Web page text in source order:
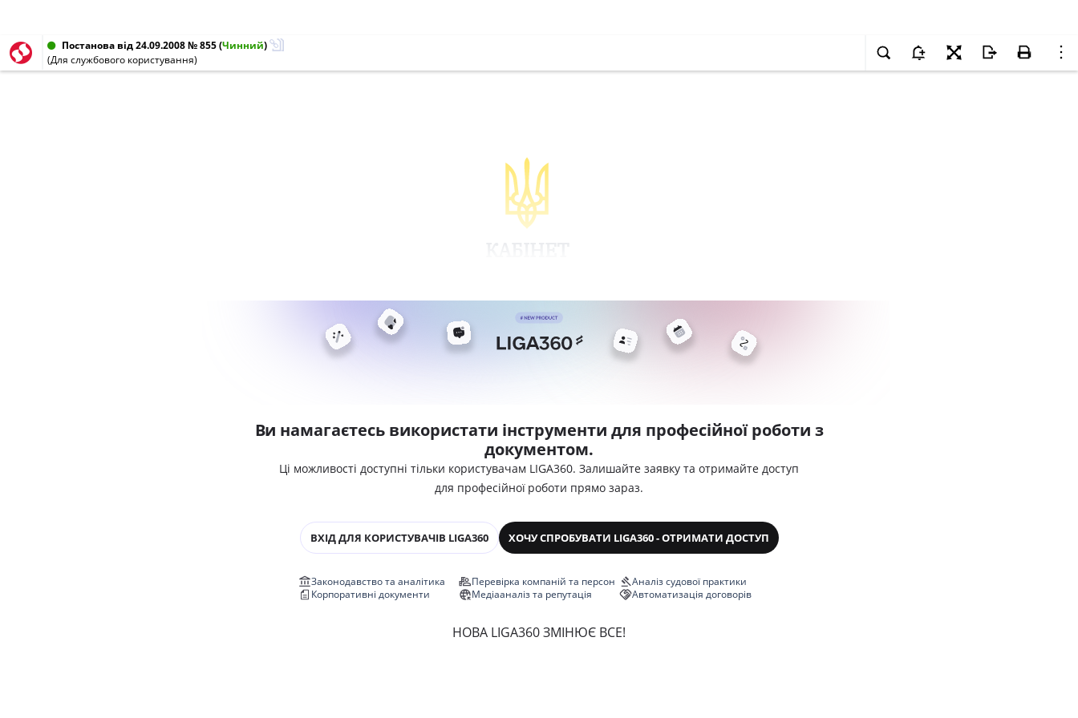
Постанова від 24.09.2008 № 855(Чинний)
(Для службового користування)
Ви намагаєтесь використати інструменти для професійної роботи з
документом.
Ці можливості доступні тільки користувачам LIGA360. Залишайте заявку та отримайте доступ
для професійної роботи прямо зараз.
ВХІД ДЛЯ КОРИСТУВАЧІВ LIGA360 ХОЧУ СПРОБУВАТИ LIGA360 - ОТРИМАТИ ДОСТУП
Законодавство та аналітика
Корпоративні документи
Перевірка компаній та персон
Медіааналіз та репутація
Аналіз судової практики
Автоматизація договорів
НОВА LIGA360 ЗМІНЮЄ ВСЕ!